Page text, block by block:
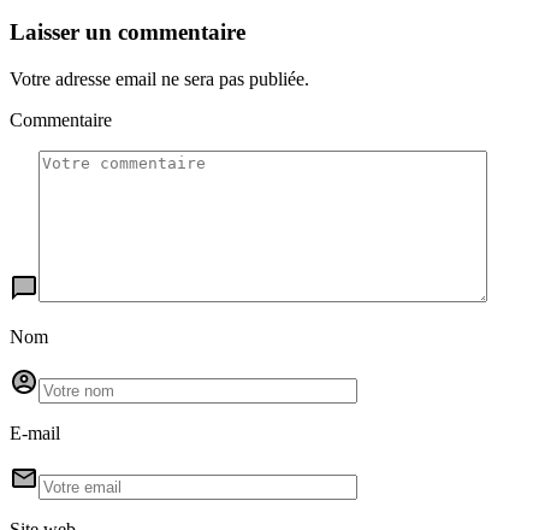
Laisser un commentaire
Votre adresse email ne sera pas publiée.
Commentaire
Nom
E-mail